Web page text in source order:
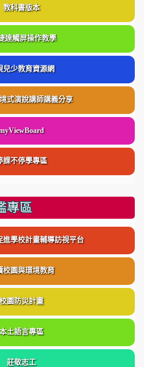
教科書版本
達觸屏操作教學
兒少教育資源網
式演說講師講義分享
課不停學專區
專區
進學校計畫輔導訪視平台
校園與環境教育
校園防災計畫
本土語言專區
莊敬志工